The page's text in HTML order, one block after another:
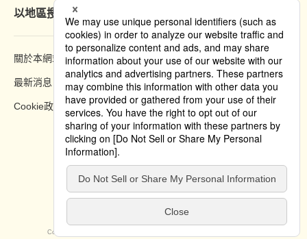
以地區搜尋
關於本網站 瀏覽方法
最新消息 隱私權政策
Cookie政策
Copyright © 2019 Tokyo Convention & Visitors Bureau. All rights reserved.